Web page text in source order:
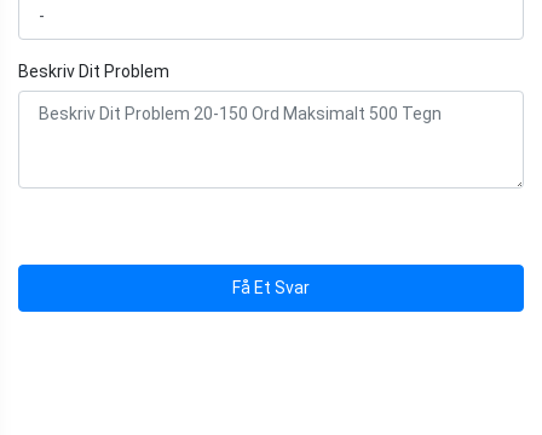
Beskriv Dit Problem
Få Et Svar